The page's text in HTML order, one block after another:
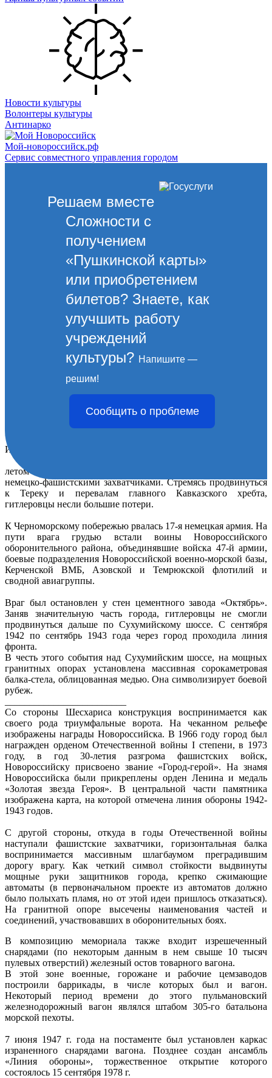
Новости культуры
Волонтеры культуры
Антинарко
Мой-новороссийск.рф
Сервис совместного управления городом
Решаем вместе
Сложности с
получением
«Пушкинской карты»
или приобретением
билетов? Знаете, как
улучшить работу
учреждений
культуры? Напишите —
решим!
Сообщить о проблеме
Линия обороны
Ансамбль «Линия обороны» является одной из трех частей
Мемориального комплекса «Героям гражданской войны и
Великой Отечественной войны 1941-1945 гг.»
ИСТОРИЧЕСКИЕ СВЕДЕНИЯ:
летом 1942 года на Кубани развернулись ожесточенные бои с
немецко-фашистскими захватчиками. Стремясь продвинуться
к Тереку и перевалам главного Кавказского хребта,
гитлеровцы несли большие потери.
К Черноморскому побережью рвалась 17-я немецкая армия. На
пути врага грудью встали воины Новороссийского
оборонительного района, объединявшие войска 47-й армии,
боевые подразделения Новороссийской военно-морской базы,
Керченской ВМБ, Азовской и Темрюкской флотилий и
сводной авиагруппы.
Враг был остановлен у стен цементного завода «Октябрь».
Заняв значительную часть города, гитлеровцы не смогли
продвинуться дальше по Сухумийскому шоссе. С сентября
1942 по сентябрь 1943 года через город проходила линия
фронта.
В честь этого события над Сухумийским шоссе, на мощных
гранитных опорах установлена массивная сорокаметровая
балка-стела, облицованная медью. Она символизирует боевой
рубеж.
Со стороны Шесхариса конструкция воспринимается как
своего рода триумфальные ворота. На чеканном рельефе
изображены награды Новороссийска. В 1966 году город был
награжден орденом Отечественной войны I степени, в 1973
году, в год 30-летия разгрома фашистских войск,
Новороссийску присвоено звание «Город-герой». На знамя
Новороссийска были прикреплены орден Ленина и медаль
«Золотая звезда Героя». В центральной части памятника
изображена карта, на которой отмечена линия обороны 1942-
1943 годов.
С другой стороны, откуда в годы Отечественной войны
наступали фашистские захватчики, горизонтальная балка
воспринимается массивным шлагбаумом преградившим
дорогу врагу. Как четкий символ стойкости выдвинуты
мощные руки защитников города, крепко сжимающие
автоматы (в первоначальном проекте из автоматов должно
было полыхать пламя, но от этой идеи пришлось отказаться).
На гранитной опоре высечены наименования частей и
соединений, участвовавших в оборонительных боях.
В композицию мемориала также входит изрешеченный
снарядами (по некоторым данным в нем свыше 10 тысяч
пулевых отверстий) железный остов товарного вагона.
В этой зоне военные, горожане и рабочие цемзаводов
построили баррикады, в числе которых был и вагон.
Некоторый период времени до этого пульмановский
железнодорожный вагон являлся штабом 305-го батальона
морской пехоты.
7 июня 1947 г. года на постаменте был установлен каркас
израненного снарядами вагона. Позднее создан ансамбль
«Линия обороны», торжественное открытие которого
состоялось 15 сентября 1978 г.